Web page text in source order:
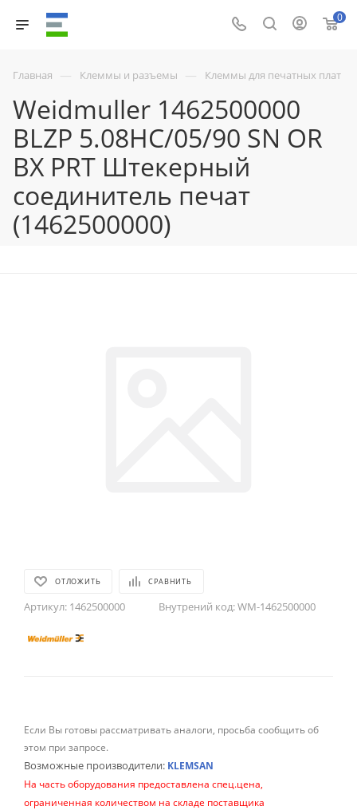
0
Главная — Клеммы и разъемы — Клеммы для печатных плат
Weidmuller 1462500000
BLZP 5.08HC/05/90 SN OR
BX PRT Штекерный
соединитель печат
(1462500000)
ОТЛОЖИТЬ СРАВНИТЬ
Артикул: 1462500000 Внутрений код:WM-1462500000
Если Вы готовы рассматривать аналоги, просьба сообщить об
этом при запросе.
Возможные производители: KLEMSAN
На часть оборудования предоставлена спец.цена,
ограниченная количеством на складе поставщика